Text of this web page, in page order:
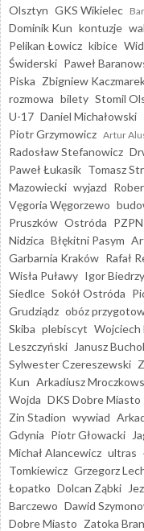
Olsztyn GKS Wikielec
Dominik Kun kontuzje
Pelikan Łowicz kibice
Świderski Paweł
Piska Zbigniew
rozmowa bilety Stomil
U-17 Daniel Michałowski
Piotr Grzymowicz Artur
Radosław Stefanowicz
Paweł Łukasik Tomasz
Mazowiecki wyjazd
Vęgoria Węgorzewo
Pruszków Ostróda PZPN
Nidzica Błękitni Pasym
Garbarnia Kraków Rafał
Wisła Puławy Igor
Siedlce Sokół Ostróda
Grudziądz obóz
Skiba plebiscyt Wojciech
Leszczyński
Janusz
Sylwester Czereszewski
Kun Arkadiusz
Wojda DKS Dobre Miasto
Zin Stadion wywiad
Gdynia Piotr Głowacki
Michał Alancewicz ultras
Tomkiewicz Grzegorz
Łopatko Dolcan Ząbki
Barczewo Dawid
Dobre Miasto Zatoka